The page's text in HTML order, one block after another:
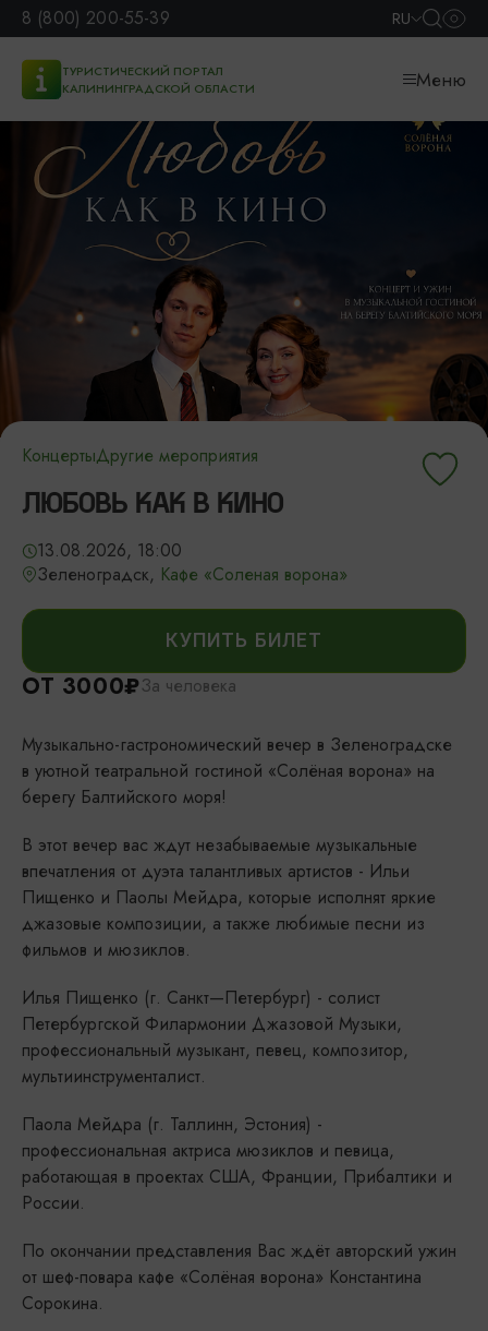
8 (800) 200-55-39 RU
ТУРИСТИЧЕСКИЙ ПОРТАЛ
КАЛИНИНГРАДСКОЙ ОБЛАСТИ
Меню
КонцертыДругие мероприятия
ЛЮБОВЬ КАК В КИНО
13.08.2026, 18:00
Зеленоградск, Кафе «Соленая ворона»
КУПИТЬ БИЛЕТ
ОТ 3000₽За человека
Музыкально-гастрономический вечер в Зеленоградске
в уютной театральной гостиной «Солёная ворона» на
берегу Балтийского моря!
В этот вечер вас ждут незабываемые музыкальные
впечатления от дуэта талантливых артистов - Ильи
Пищенко и Паолы Мейдра, которые исполнят яркие
джазовые композиции, а также любимые песни из
фильмов и мюзиклов.
Илья Пищенко (г. Санкт—Петербург) - солист
Петербургской Филармонии Джазовой Музыки,
профессиональный музыкант, певец, композитор,
мультиинструменталист.
Паола Мейдра (г. Таллинн, Эстония) -
профессиональная актриса мюзиклов и певица,
работающая в проектах США, Франции, Прибалтики и
России.
По окончании представления Вас ждёт авторский ужин
от шеф-повара кафе «Солёная ворона» Константина
Сорокина.